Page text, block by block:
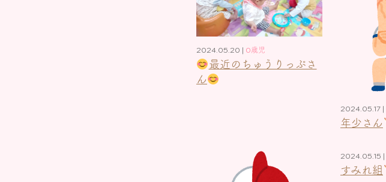
2024.05.20 | 0歳児
最近のちゅうりっぷさ
ん
2024.05.17 |
年少さん
2024.05.15 |
すみれ組